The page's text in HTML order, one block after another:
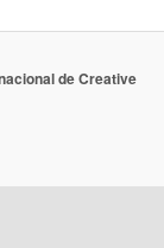
de Creative